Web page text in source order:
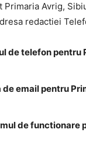
Avrig,
redactiei
de telefon pentru
de email pentru
de functionare